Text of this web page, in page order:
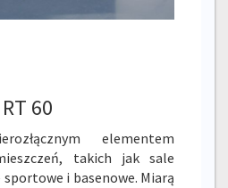
60
elementem
takich jak sale
i basenowe. Miarą